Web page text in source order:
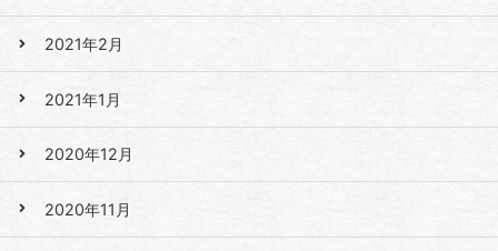
2021年2月
2021年1月
2020年12月
2020年11月